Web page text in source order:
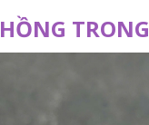
HỒNG TRONG